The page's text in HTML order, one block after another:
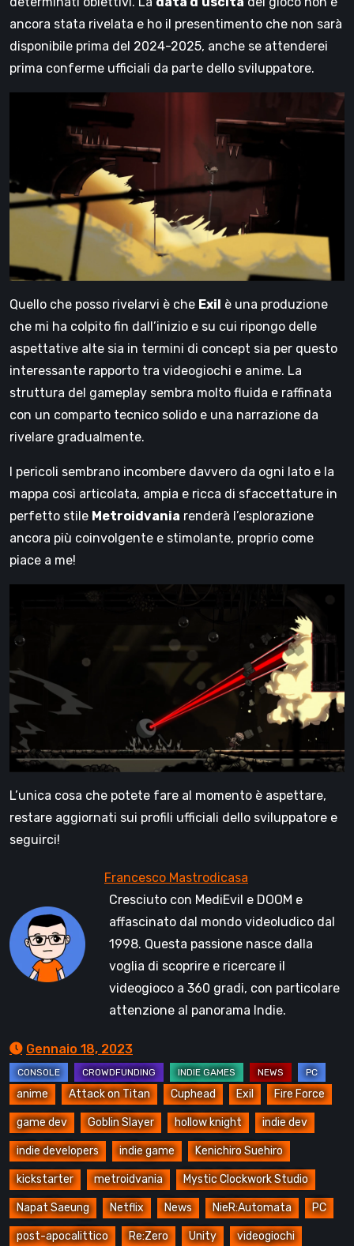
ancora stata rivelata e ho il presentimento che non sarà
disponibile prima del 2024-2025, anche se attenderei
prima conferme ufficiali da parte dello sviluppatore.
Quello che posso rivelarvi è che Exil è una produzione
che mi ha colpito fin dall’inizio e su cui ripongo delle
aspettative alte sia in termini di concept sia per questo
interessante rapporto tra videogiochi e anime. La
struttura del gameplay sembra molto fluida e raffinata
con un comparto tecnico solido e una narrazione da
rivelare gradualmente.
I pericoli sembrano incombere davvero da ogni lato e la
mappa così articolata, ampia e ricca di sfaccettature in
perfetto stile Metroidvania renderà l’esplorazione
ancora più coinvolgente e stimolante, proprio come
piace a me!
L’unica cosa che potete fare al momento è aspettare,
restare aggiornati sui profili ufficiali dello sviluppatore e
seguirci!
Cresciuto con MediEvil e DOOM e
affascinato dal mondo videoludico dal
1998. Questa passione nasce dalla
voglia di scoprire e ricercare il
videogioco a 360 gradi, con particolare
attenzione al panorama Indie.
Gennaio 18, 2023
anime Attack on Titan Cuphead Exil Fire Force
game dev Goblin Slayer hollow knight indie dev
indie developers indie game Kenichiro Suehiro
kickstarter metroidvania Mystic Clockwork Studio
Napat Saeung Netflix News NieR:Automata PC
post-apocalittico Re:Zero Unity videogiochi